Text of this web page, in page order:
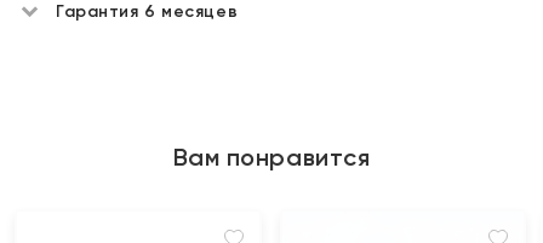
Гарантия 6 месяцев
Вам понравится